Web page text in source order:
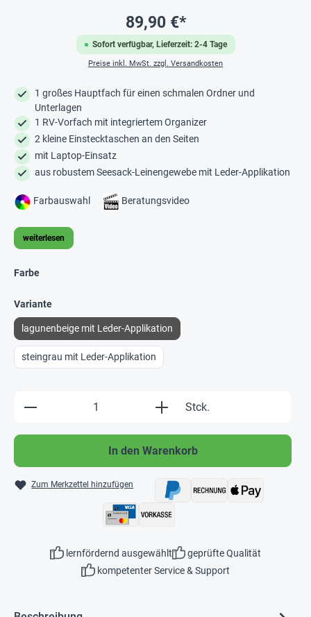
Sofort verfügbar, Lieferzeit: 2-4 Tage
89,90 €*
Preise inkl. MwSt. zzgl. Versandkosten
1 großes Hauptfach für einen schmalen Ordner und
Unterlagen
1 RV-Vorfach mit integriertem Organizer
2 kleine Einstecktaschen an den Seiten
mit Laptop-Einsatz
aus robustem Seesack-Leinengewebe mit Leder-Applikation
Farbauswahl Beratungsvideo
weiterlesen
Farbe
Variante
lagunenbeige mit Leder-Applikation
steingrau mit Leder-Applikation
Produkt Anzahl: Gib den gewünschten
Stck.
In den Warenkorb
Zum Merkzettel hinzufügen
lernfördernd ausgewählt
geprüfte Qualität
kompetenter Service & Support